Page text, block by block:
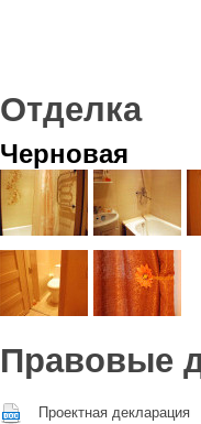
Отделка
Черновая
Правовые
Проектная декларация